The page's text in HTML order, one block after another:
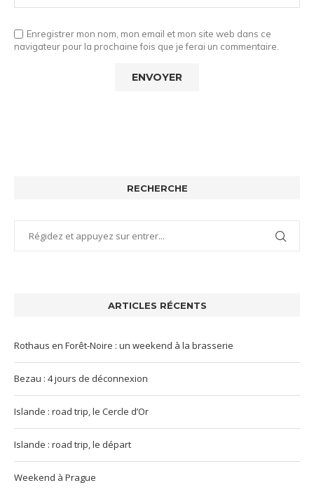
Enregistrer mon nom, mon email et mon site web dans ce
navigateur pour la prochaine fois que je ferai un commentaire.
RECHERCHE
ARTICLES RÉCENTS
Rothaus en Forêt-Noire : un weekend à la brasserie
Bezau : 4 jours de déconnexion
Islande : road trip, le Cercle d’Or
Islande : road trip, le départ
Weekend à Prague